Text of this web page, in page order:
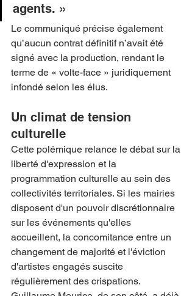
agents. »
Le communiqué précise également
qu’aucun contrat définitif n’avait été
signé avec la production, rendant le
terme de « volte-face » juridiquement
infondé selon les élus.
Un climat de tension
culturelle
Cette polémique relance le débat sur la
liberté d'expression et la
programmation culturelle au sein des
collectivités territoriales. Si les mairies
disposent d'un pouvoir discrétionnaire
sur les événements qu'elles
accueillent, la concomitance entre un
changement de majorité et l'éviction
d'artistes engagés suscite
régulièrement des crispations.